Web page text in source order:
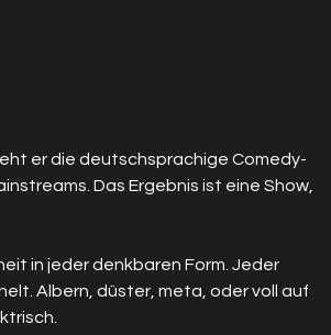
er die deutschsprachige Comedy-
Das Ergebnis ist eine Show,
in jeder denkbaren Form. Jeder
Albern, düster, meta, oder voll auf